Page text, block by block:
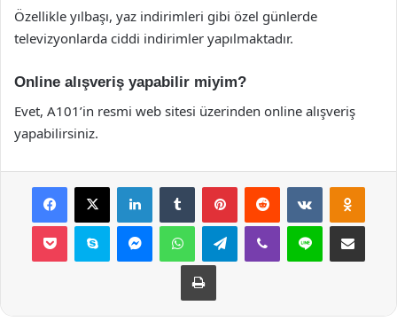
Özellikle yılbaşı, yaz indirimleri gibi özel günlerde
televizyonlarda ciddi indirimler yapılmaktadır.
Online alışveriş yapabilir miyim?
Evet, A101’in resmi web sitesi üzerinden online alışveriş
yapabilirsiniz.
Facebook
X LinkedInTumblr PinterestReddit VKontakte
Pocket Skype MessengerWhatsAppTelegramViber Line E-Posta ile
Yazdır